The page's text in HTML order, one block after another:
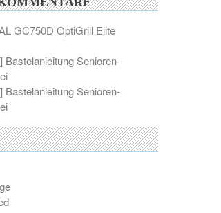
GC750D OptiGrill Elite
Bastelanleitung Senioren-
Bastelanleitung Senioren-